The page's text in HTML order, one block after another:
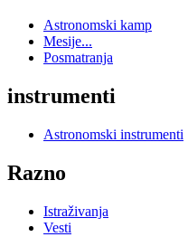
Astronomski kamp
Mesije...
Posmatranja
instrumenti
Astronomski instrumenti
Razno
Istraživanja
Vesti